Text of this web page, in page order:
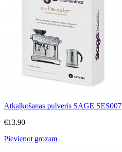
Atkaļķošanas pulveris SAGE SES007
€13.90
Pievienot grozam